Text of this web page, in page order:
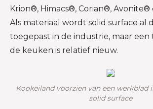
Krion®, Himacs®, Corian®,
Als materiaal wordt solid surface al
toegepast in de industrie, maar een
de keuken is relatief nieuw.
Kookeiland voorzien van een werkblad
solid surface